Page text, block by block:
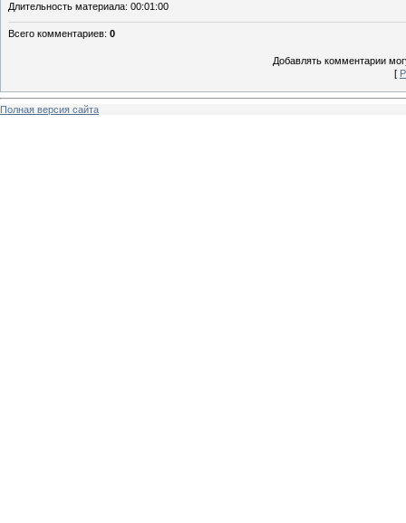
Длительность материала: 00:01:00
Всего комментариев: 0
Добавлять комментарии
[
Полная версия сайта